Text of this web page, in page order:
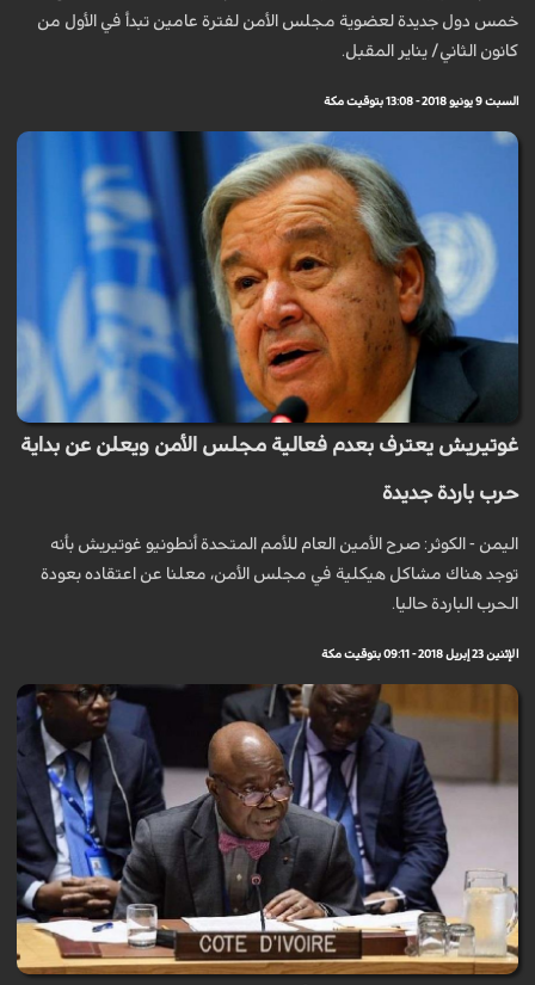
خمس دول جديدة لعضوية مجلس الأمن لفترة عامين تبدأ في الأول من
كانون الثاني/ يناير المقبل.
السبت 9 يونيو 2018 - 13:08 بتوقيت مكة
غوتيريش يعترف بعدم فعالية مجلس الأمن ويعلن عن بداية
حرب باردة جديدة
اليمن - الكوثر: صرح الأمين العام للأمم المتحدة أنطونيو غوتيريش بأنه
توجد هناك مشاكل هيكلية في مجلس الأمن، معلنا عن اعتقاده بعودة
الحرب الباردة حاليا.
الإثنين 23 إبريل 2018 - 09:11 بتوقيت مكة